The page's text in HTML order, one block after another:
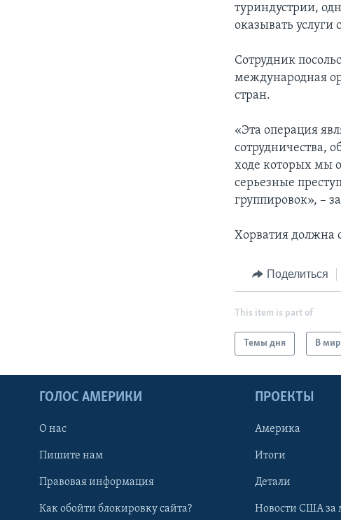
туриндустрии,
оказывать услуги
Сотрудник
международная
стран.
«Эта операция
сотрудничества,
ходе которых мы
серьезные
группировок», –
Хорватия должна
Поделиться
This item is part of
Темы дня В
ГОЛОС АМЕРИКИ
О нас
Пишите нам
Правовая информация
Как обойти блокировку сайта?
ПРОЕКТЫ
Америка
Итоги
Детали
Новости США за